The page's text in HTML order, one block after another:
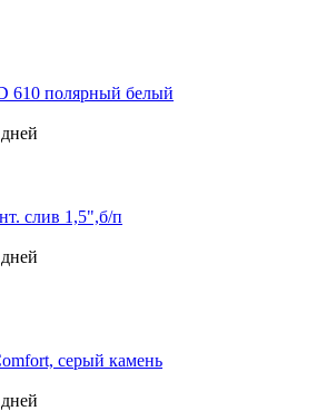
610 полярный белый
слив 1,5",б/п
серый камень